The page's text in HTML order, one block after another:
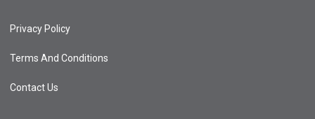
Privacy Policy
Terms And Conditions
Contact Us